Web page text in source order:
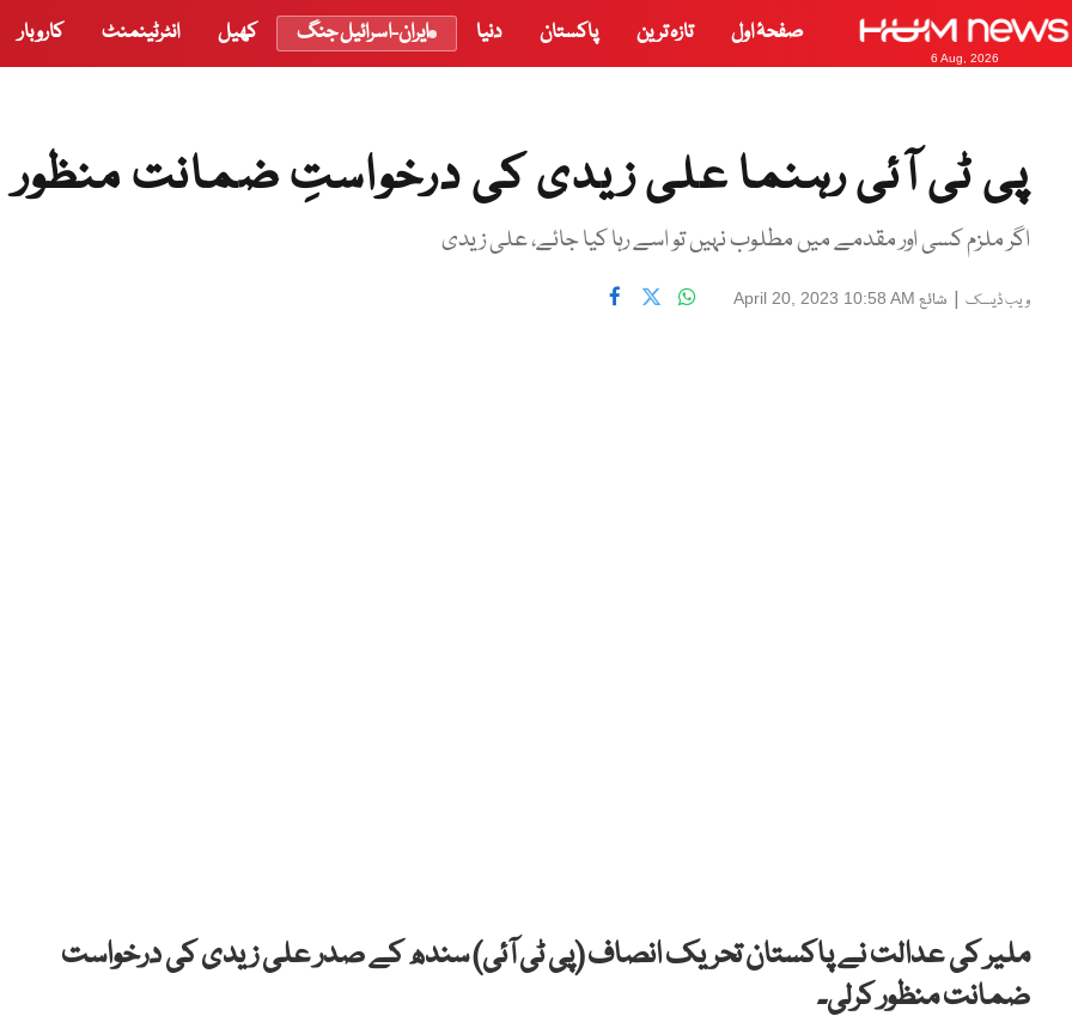
6 Aug, 2026
صفحۂ اول تازہ ترین پاکستان دنیا ایران-اسرائیل جنگ کھیل انٹرٹینمنٹ کاروبار
پی ٹی آئی رہنما علی زیدی کی درخواستِ ضمانت منظور
اگر ملزم کسی اور مقدمے میں مطلوب نہیں تو اسے رہا کیا جائے، علی زیدی
ویب ڈیسک | شائع April 20, 2023 10:58 AM
ملیر کی عدالت نے پاکستان تحریک انصاف (پی ٹی آئی) سندھ کے صدر علی زیدی کی درخواست
ضمانت منظور کرلی۔